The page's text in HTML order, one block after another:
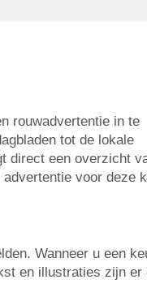
rouwadvertentie in te
tot de lokale
direct een overzicht
voor deze
Wanneer u een
en illustraties zijn er